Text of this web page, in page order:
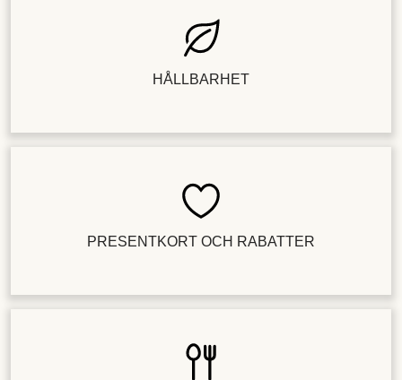
HÅLLBARHET
PRESENTKORT OCH RABATTER